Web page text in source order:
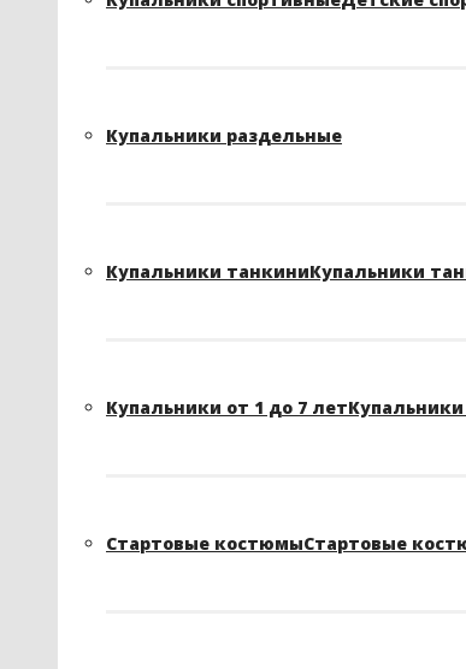
Купальники раздельные
Купальники танкиниКупальники
Купальники от 1 до 7 лет
Стартовые костюмыСтартовые